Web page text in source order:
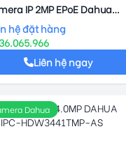
IP 2MP EPoE Dahua
IPC-HFW4239TP-ASE
hệ đặt hàng
Liên hệ ngay
Dahua